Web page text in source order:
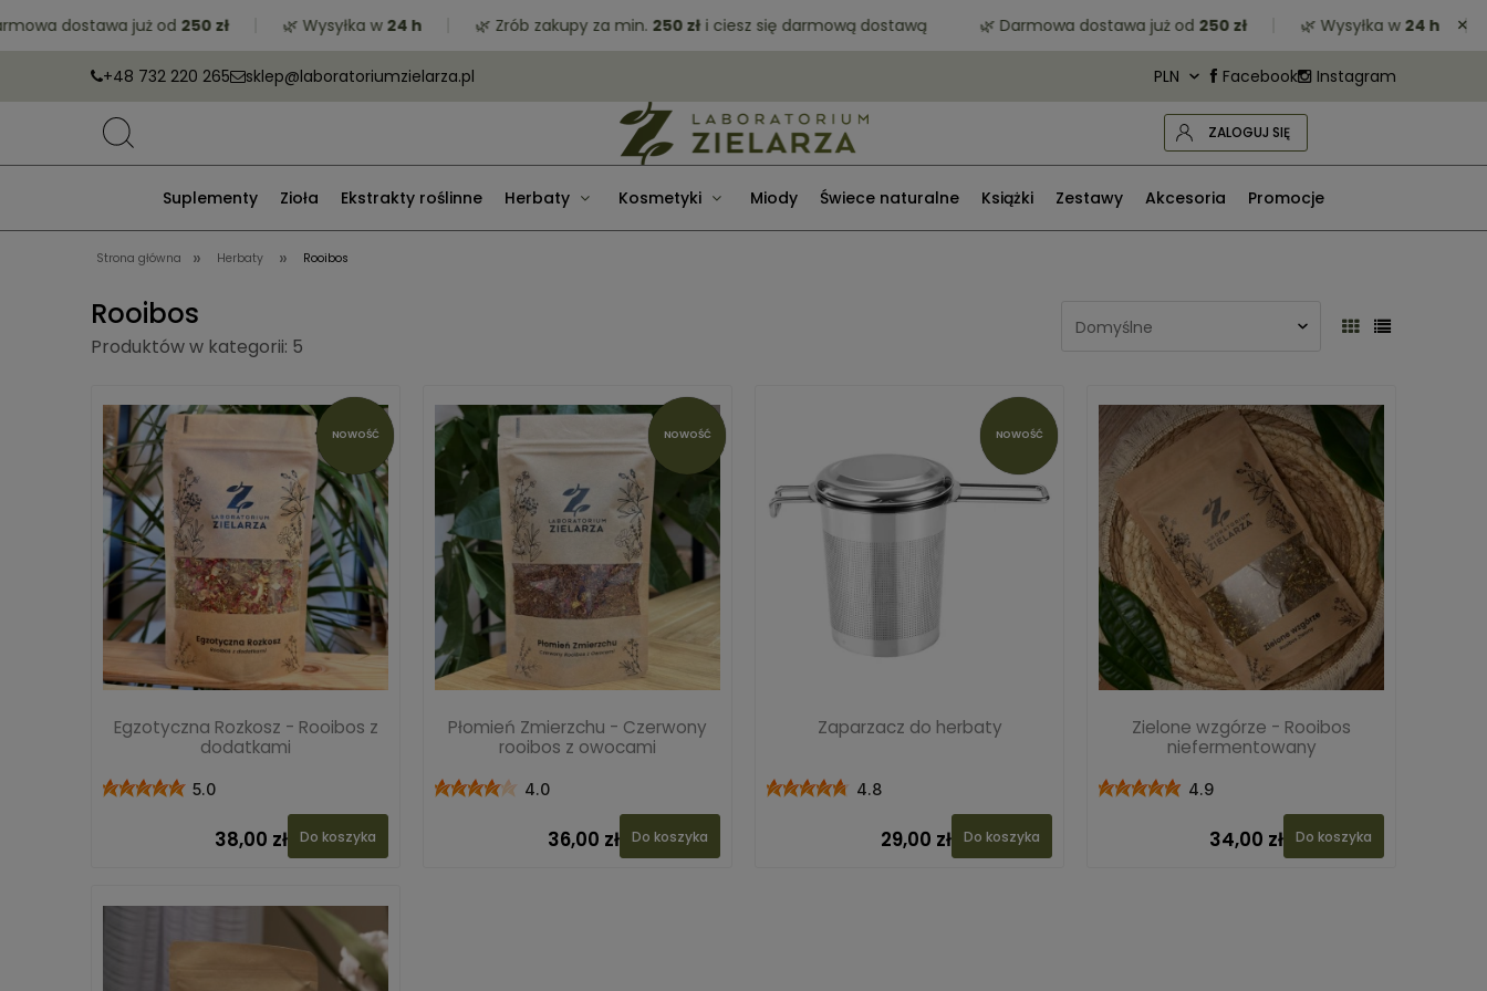
dostawa już od 250 zł 🌿 Wysyłka w24 h 🌿 Zrób zakupy za min.250 zł i ciesz się darmową dostawą 🌿 Darmowa dostawa już od 250 zł 🌿 Wysyłka w24 h 🌿
×
+48 732 220 265 sklep@laboratoriumzielarza.pl Facebook Instagram
ZALOGUJ SIĘ
Suplementy Zioła Ekstrakty roślinne Herbaty Kosmetyki Miody Świece naturalne Książki Zestawy Akcesoria Promocje
Strona główna » Herbaty » Rooibos
Rooibos
Produktów w kategorii: 5
Egzotyczna Rozkosz - Rooibos z
dodatkami
5.0
38,00 zł Do koszyka
NOWOŚĆ
Płomień Zmierzchu - Czerwony
rooibos z owocami
4.0
36,00 zł Do koszyka
NOWOŚĆ
Zaparzacz do herbaty
4.8
29,00 zł Do koszyka
NOWOŚĆ
Zielone wzgórze - Rooibos
niefermentowany
4.9
34,00 zł Do koszyka